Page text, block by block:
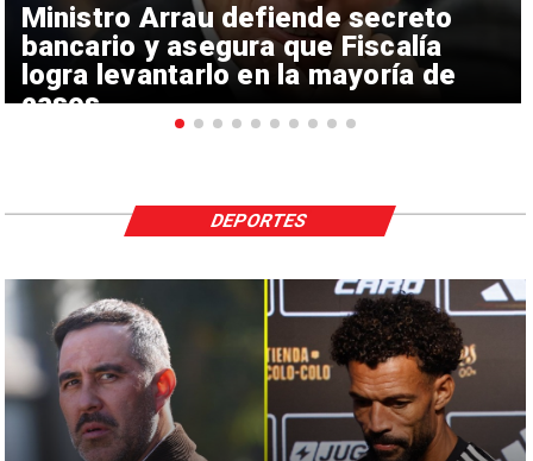
Ministro Arrau defiende secreto
bancario y asegura que Fiscalía
logra levantarlo en la mayoría de
casos
DEPORTES